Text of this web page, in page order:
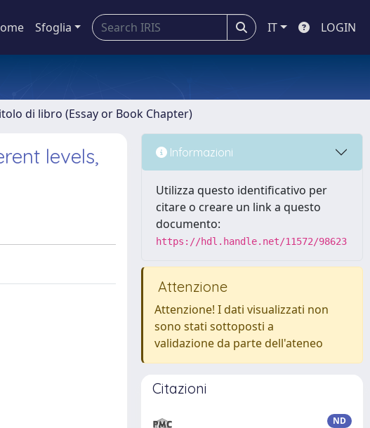
Sfoglia IT LOGIN
di libro (Essay or Book Chapter)
levels,
Informazioni
Utilizza questo identificativo per
citare o creare un link a questo
documento:
https://hdl.handle.net/11572/98623
Attenzione
Attenzione! I dati visualizzati non
sono stati sottoposti a
validazione da parte dell'ateneo
Citazioni
ND